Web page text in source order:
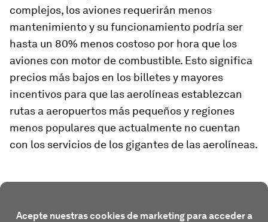
complejos, los aviones requerirán menos
mantenimiento y su funcionamiento podría ser
hasta un 80% menos costoso por hora que los
aviones con motor de combustible. Esto significa
precios más bajos en los billetes y mayores
incentivos para que las aerolíneas establezcan
rutas a aeropuertos más pequeños y regiones
menos populares que actualmente no cuentan
con los servicios de los gigantes de las aerolíneas.
Acepte nuestras cookies de marketing para acceder a